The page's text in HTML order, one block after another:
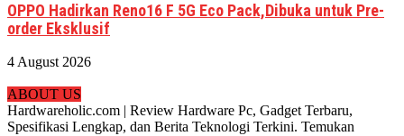
OPPO Hadirkan Reno16 F 5G Eco Pack,Dibuka untuk Pre-
order Eksklusif
4 August 2026
ABOUT US
Hardwareholic.com | Review Hardware Pc, Gadget Terbaru,
Spesifikasi Lengkap, dan Berita Teknologi Terkini. Temukan